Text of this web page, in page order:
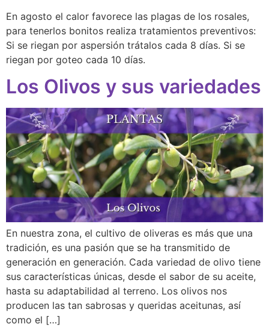
En agosto el calor favorece las plagas de los rosales,
para tenerlos bonitos realiza tratamientos preventivos:
Si se riegan por aspersión trátalos cada 8 días. Si se
riegan por goteo cada 10 días.
Los Olivos y sus variedades
En nuestra zona, el cultivo de oliveras es más que una
tradición, es una pasión que se ha transmitido de
generación en generación. Cada variedad de olivo tiene
sus características únicas, desde el sabor de su aceite,
hasta su adaptabilidad al terreno. Los olivos nos
producen las tan sabrosas y queridas aceitunas, así
como el […]